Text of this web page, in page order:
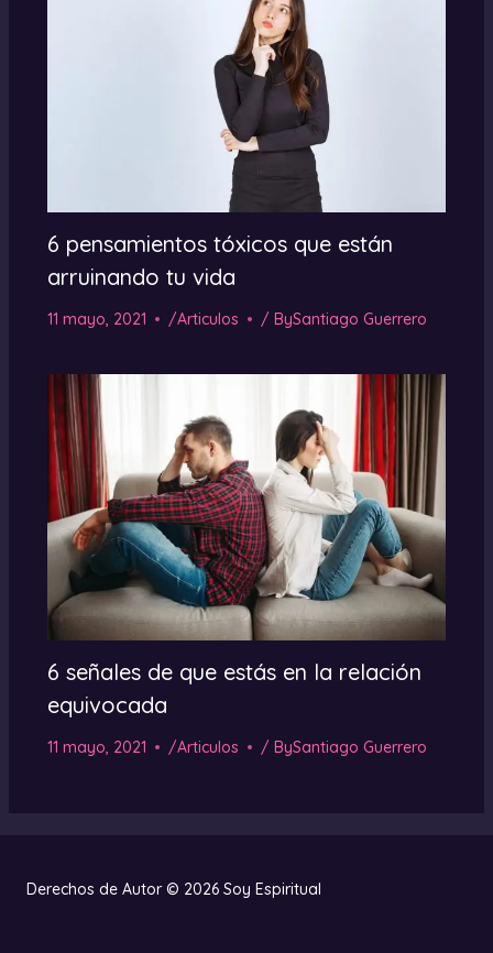
6 pensamientos tóxicos que están
arruinando tu vida
11 mayo, 2021 /Articulos / BySantiago Guerrero
6 señales de que estás en la relación
equivocada
11 mayo, 2021 /Articulos / BySantiago Guerrero
Derechos de Autor © 2026 Soy Espiritual